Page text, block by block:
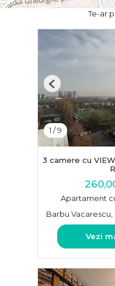
Te-ar
1 /9
Previous
3 camere cu
Apartament
Barbu
Vezi